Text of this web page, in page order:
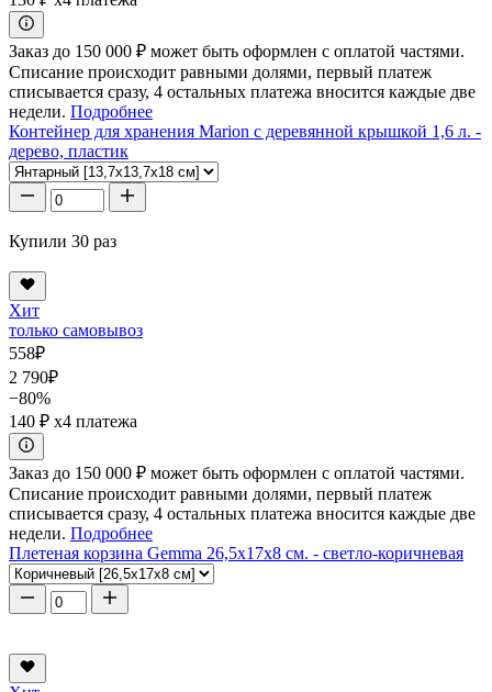
Заказ до 150 000 ₽ может быть оформлен с оплатой частями.
Списание происходит равными долями, первый платеж
списывается сразу, 4 остальных платежа вносится каждые две
недели. Подробнее
Контейнер для хранения Marion с деревянной крышкой 1,6 л. -
дерево, пластик
Купили 30 раз
Хит
только самовывоз
558₽
2 790₽
−80%
140 ₽ x4 платежа
Заказ до 150 000 ₽ может быть оформлен с оплатой частями.
Списание происходит равными долями, первый платеж
списывается сразу, 4 остальных платежа вносится каждые две
недели. Подробнее
Плетеная корзина Gemma 26,5x17x8 см. - светло-коричневая